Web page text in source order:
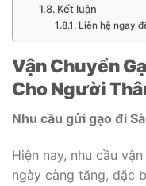
Kết luận
Liên hệ ngay
Vận Chuyển
Cho Người
Nhu cầu gửi gạo đi
Hiện nay, nhu cầu
ngày càng tăng, đặc